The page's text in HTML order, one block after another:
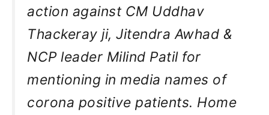
action against CM Uddhav
Thackeray ji, Jitendra Awhad &
NCP leader Milind Patil for
mentioning in media names of
corona positive patients. Home